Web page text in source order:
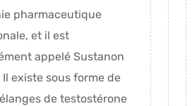
pharmaceutique
et il est
appelé Sustanon
Il existe sous forme de
de testostérone